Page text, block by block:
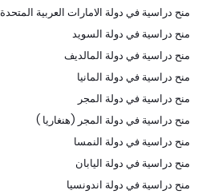
منح دراسية في دولة الامارات العربية المتحدة
منح دراسية في دولة السويد
منح دراسية في دولة المالديف
منح دراسية في دولة المانيا
منح دراسية في دولة المجر
منح دراسية في دولة المجر (هنغاريا )
منح دراسية في دولة النمسا
منح دراسية في دولة اليابان
منح دراسية في دولة اندونسيا